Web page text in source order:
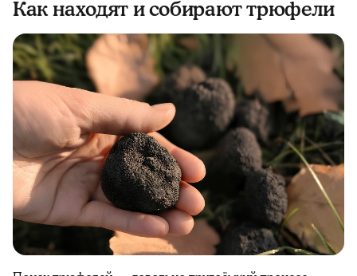
Как находят и собирают трюфели